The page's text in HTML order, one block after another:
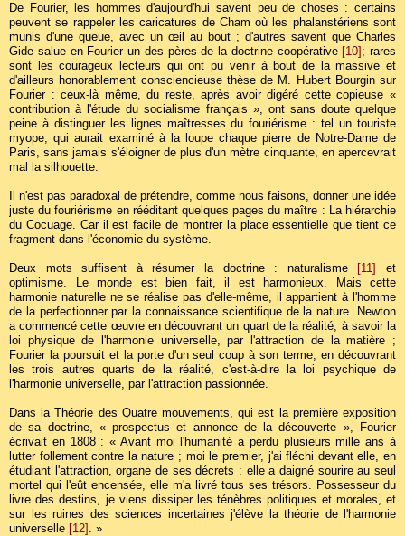
De Fourier, les hommes d'aujourd'hui savent peu de choses : certains
peuvent se rappeler les caricatures de Cham où les phalanstériens sont
munis d'une queue, avec un œil au bout ; d'autres savent que Charles
Gide salue en Fourier un des pères de la doctrine coopérative [10] ; rares
sont les courageux lecteurs qui ont pu venir à bout de la massive et
d'ailleurs honorablement consciencieuse thèse de M. Hubert Bourgin sur
Fourier : ceux-là même, du reste, après avoir digéré cette copieuse «
contribution à l'étude du socialisme français », ont sans doute quelque
peine à distinguer les lignes maîtresses du fouriérisme : tel un touriste
myope, qui aurait examiné à la loupe chaque pierre de Notre-Dame de
Paris, sans jamais s'éloigner de plus d'un mètre cinquante, en apercevrait
mal la silhouette.
Il n'est pas paradoxal de prétendre, comme nous faisons, donner une idée
juste du fouriérisme en rééditant quelques pages du maître : La hiérarchie
du Cocuage. Car il est facile de montrer la place essentielle que tient ce
fragment dans l'économie du système.
Deux mots suffisent à résumer la doctrine : naturalisme [11]
et
optimisme. Le monde est bien fait, il est harmonieux. Mais cette
harmonie naturelle ne se réalise pas d'elle-même, il appartient à l'homme
de la perfectionner par la connaissance scientifique de la nature. Newton
a commencé cette œuvre en découvrant un quart de la réalité, à savoir la
loi physique de l'harmonie universelle, par l'attraction de la matière ;
Fourier la poursuit et la porte d'un seul coup à son terme, en découvrant
les trois autres quarts de la réalité, c'est-à-dire la loi psychique de
l'harmonie universelle, par l'attraction passionnée.
Dans la Théorie des Quatre mouvements, qui est la première exposition
de sa doctrine, « prospectus et annonce de la découverte », Fourier
écrivait en 1808 : « Avant moi l'humanité a perdu plusieurs mille ans à
lutter follement contre la nature ; moi le premier, j'ai fléchi devant elle, en
étudiant l'attraction, organe de ses décrets : elle a daigné sourire au seul
mortel qui l'eût encensée, elle m'a livré tous ses trésors. Possesseur du
livre des destins, je viens dissiper les ténèbres politiques et morales, et
sur les ruines des sciences incertaines j'élève la théorie de l'harmonie
universelle [12] . »